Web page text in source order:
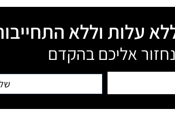
עלות וללא
אליכם בהקדם